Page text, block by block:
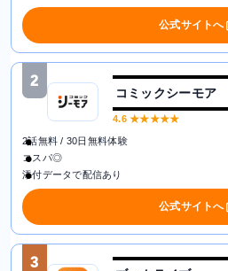
公式サイトへ
2
コミックシーモア
4.6★★★★★
2話無料 / 30日無料体験
コスパ◎
添付データで配信あり
公式サイトへ
3